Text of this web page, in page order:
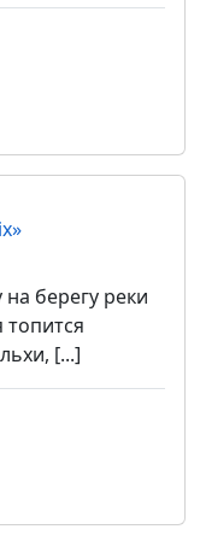
берегу реки
[...]